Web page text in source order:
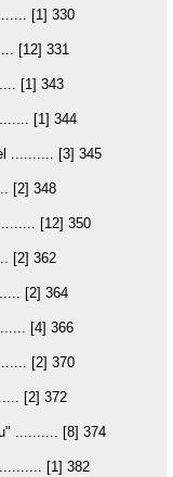
[1] 330
[12] 331
[1] 343
[1] 344
.......... [3] 345
[2] 348
[12] 350
[2] 362
[2] 364
[4] 366
[2] 370
[2] 372
.......... [8] 374
[1] 382